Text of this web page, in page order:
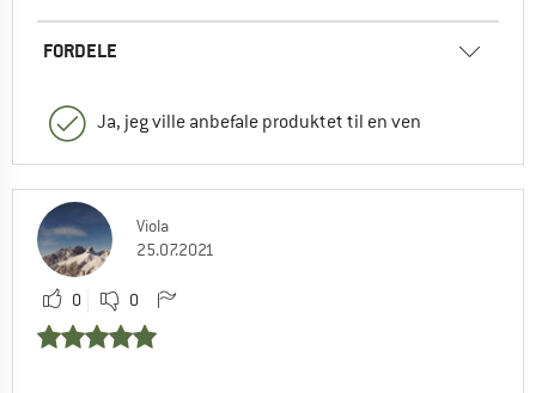
FORDELE
Ja, jeg ville anbefale produktet til en ven
Viola
25.07.2021
0 0